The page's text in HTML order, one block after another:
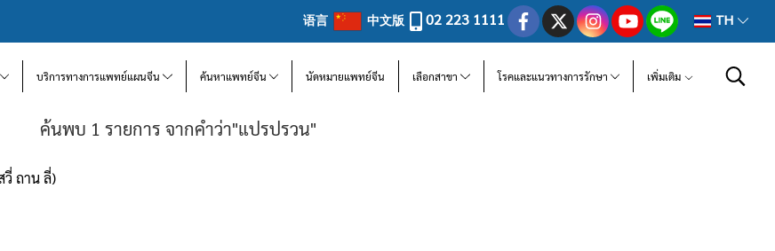
语言 中文版 02 223 1111 TH
บริการทางการแพทย์แผนจีน ค้นหาแพทย์จีน นัดหมายแพทย์จีน เลือกสาขา โรคและแนวทางการรักษา เพิ่มเติม
ค้นพบ 1 รายการ จากคำว่า"แปรปรวน"
ถาน ลี่)